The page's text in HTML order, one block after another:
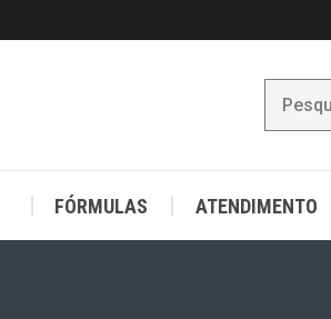
FÓRMULAS ATENDIMENTO
FÓRMULAS ATENDIMENTO